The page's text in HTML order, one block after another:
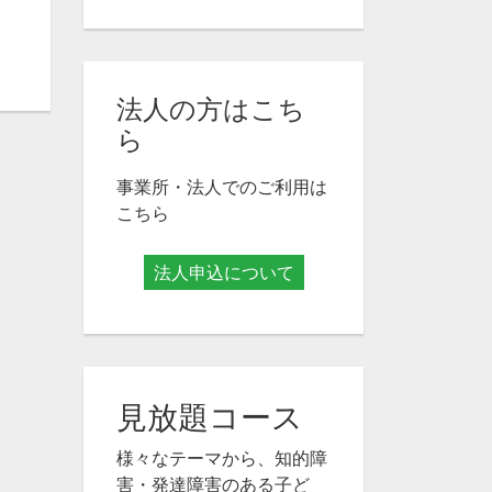
法人の方はこち
ら
事業所・法人でのご利用は
こちら
法人申込について
見放題コース
様々なテーマから、知的障
害・発達障害のある子ど